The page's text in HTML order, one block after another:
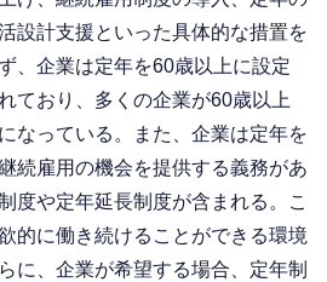
設計支援といった具体的な措置を
、企業は定年を60歳以上に設定
ており、多くの企業が60歳以上
なっている。また、企業は定年を
続雇用の機会を提供する義務があ
度や定年延長制度が含まれる。こ
的に働き続けることができる環境
に、企業が希望する場合、定年制